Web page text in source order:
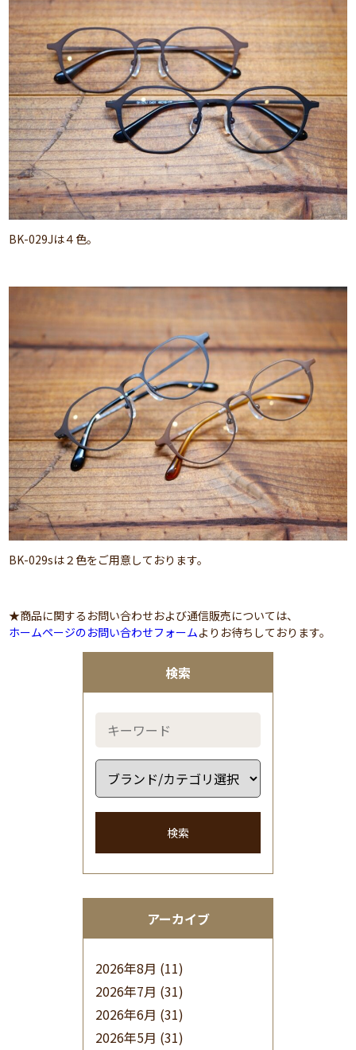
検索
検索
アーカイブ
2026年8月 (11)
2026年7月 (31)
2026年6月 (31)
2026年5月 (31)
BK-029Jは４色。
BK-029sは２色をご用意しております。
★商品に関するお問い合わせおよび通信販売については、
ホームページのお問い合わせフォームよりお待ちしております。